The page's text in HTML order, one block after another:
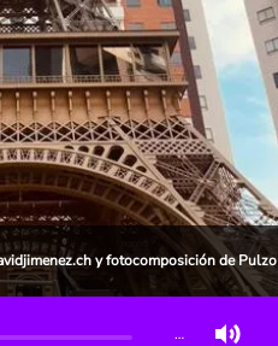
y fotocomposición de Pulzo
…